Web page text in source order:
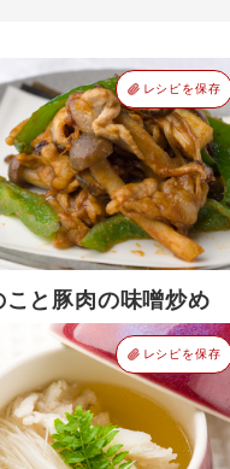
レシピを保存
こと豚肉の味噌炒め
レシピを保存